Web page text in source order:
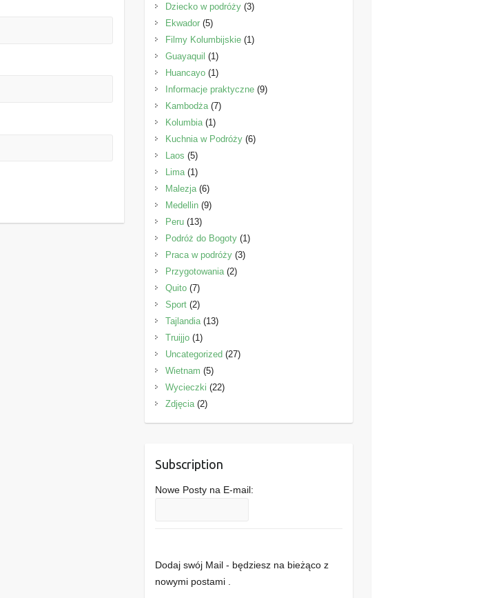
Dziecko w podróży(3)
Ekwador(5)
Filmy Kolumbijskie(1)
Guayaquil (1)
Huancayo(1)
Informacje praktyczne(9)
Kambodża(7)
Kolumbia(1)
Kuchnia w Podróży(6)
Laos (5)
Lima(1)
Malezja(6)
Medellin(9)
Peru(13)
Podróż do Bogoty(1)
Praca w podróży(3)
Przygotowania(2)
Quito(7)
Sport(2)
Tajlandia(13)
Truijjo(1)
Uncategorized (27)
Wietnam (5)
Wycieczki (22)
Zdjęcia(2)
Subscription
Nowe Posty na E-mail:
Dodaj swój Mail - będziesz na bieżąco z
nowymi postami .